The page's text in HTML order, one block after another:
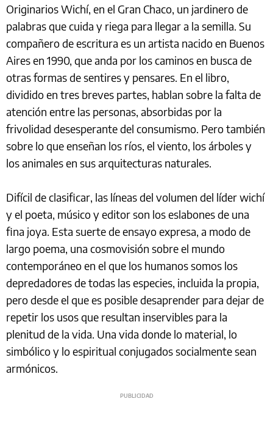
Originarios Wichí, en el Gran Chaco, un jardinero de
palabras que cuida y riega para llegar a la semilla. Su
compañero de escritura es un artista nacido en Buenos
Aires en 1990, que anda por los caminos en busca de
otras formas de sentires y pensares. En el libro,
dividido en tres breves partes, hablan sobre la falta de
atención entre las personas, absorbidas por la
frivolidad desesperante del consumismo. Pero también
sobre lo que enseñan los ríos, el viento, los árboles y
los animales en sus arquitecturas naturales.
Difícil de clasificar, las líneas del volumen del líder wichí
y el poeta, músico y editor son los eslabones de una
fina joya. Esta suerte de ensayo expresa, a modo de
largo poema, una cosmovisión sobre el mundo
contemporáneo en el que los humanos somos los
depredadores de todas las especies, incluida la propia,
pero desde el que es posible desaprender para dejar de
repetir los usos que resultan inservibles para la
plenitud de la vida. Una vida donde lo material, lo
simbólico y lo espiritual conjugados socialmente sean
armónicos.